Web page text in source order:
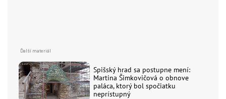
Spišský hrad sa postupne mení:
Martina Šimkovičová o obnove
paláca, ktorý bol spočiatku
neprístupný